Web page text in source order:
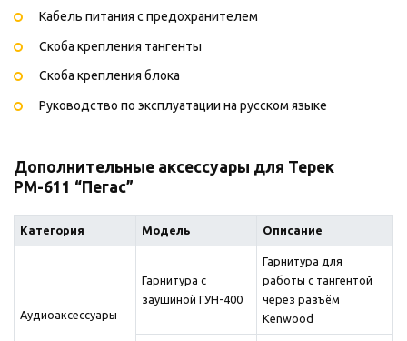
Кабель питания с предохранителем
Скоба крепления тангенты
Скоба крепления блока
Руководство по эксплуатации на русском языке
Дополнительные аксессуары для Терек
РМ-611 “Пегас”
Категория Модель Описание
Аудиоаксессуары
Гарнитура с
заушиной ГУН-400
Гарнитура для
работы с тангентой
через разъём
Kenwood